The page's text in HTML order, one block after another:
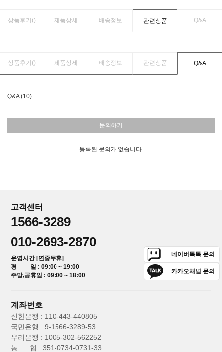
상품후기() 제품상세 배송정보 관련상품 Q&A
상품후기() 제품상세 배송정보 관련상품 Q&A
Q&A (10)
문의하기
등록된 문의가 없습니다.
고객센터
1566-3289
010-2693-2870
운영시간 [연중무휴]
평 일 : 09:00 ~ 19:00
주말,공휴일 : 09:00 ~ 18:00
네이버톡톡 문의
카카오채널 문의
계좌번호
신한은행 : 110-443-440805
국민은행 : 9-1566-3289-53
우리은행 : 1005-302-562252
농 협 : 351-0734-0731-33